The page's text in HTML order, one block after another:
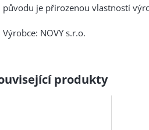
původu je přirozenou vlastností
Výrobce: NOVY s.r.o.
produkty